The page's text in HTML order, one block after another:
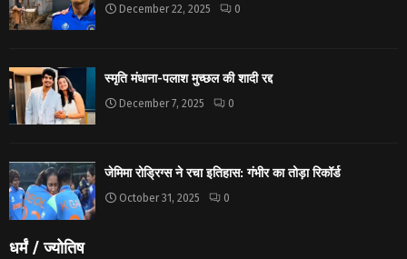
December 22, 2025 0
स्मृति मंधाना-पलाश मुच्छल की शादी रद्द
December 7, 2025 0
जेमिमा रोड्रिग्स ने रचा इतिहास: गंभीर का तोड़ा रिकॉर्ड
October 31, 2025 0
धर्मं / ज्योतिष